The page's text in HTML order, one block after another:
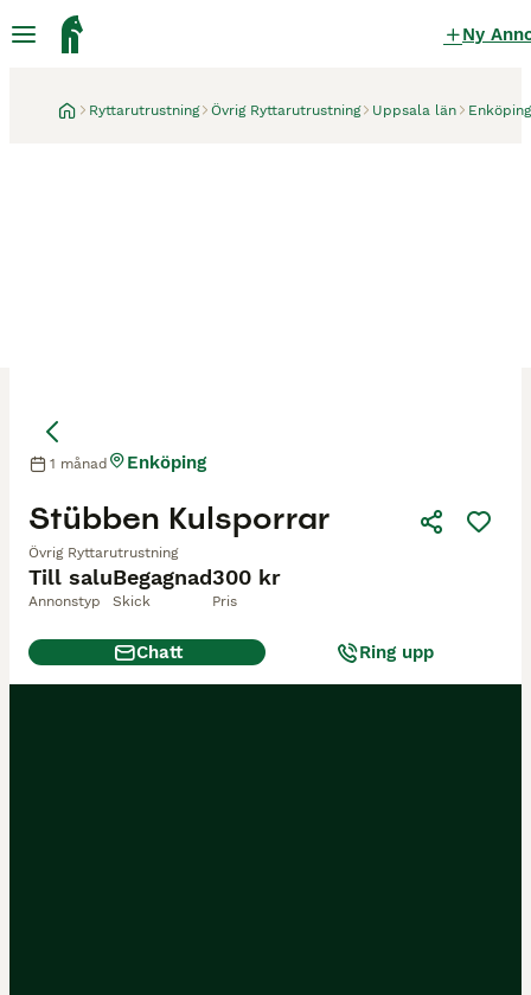
Ny
Ryttarutrustning Övrig Ryttarutrustning Uppsala län Enköping
Till salu
Annonstyp
Begagnad
Skick
300 kr
Pris
Stübben Kulsporrar
Övrig Ryttarutrustning
1 månad Enköping
Chatt Ring upp